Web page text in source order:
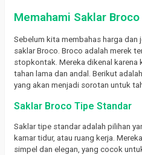
Memahami Saklar Broco
Sebelum kita membahas harga dan
saklar Broco. Broco adalah merek
stopkontak. Mereka dikenal karena
tahan lama dan andal. Berikut
yang akan menjadi sorotan untuk
Saklar Broco Tipe Standar
Saklar tipe standar adalah pilihan
kamar tidur, atau ruang kerja.
simpel dan elegan, yang cocok